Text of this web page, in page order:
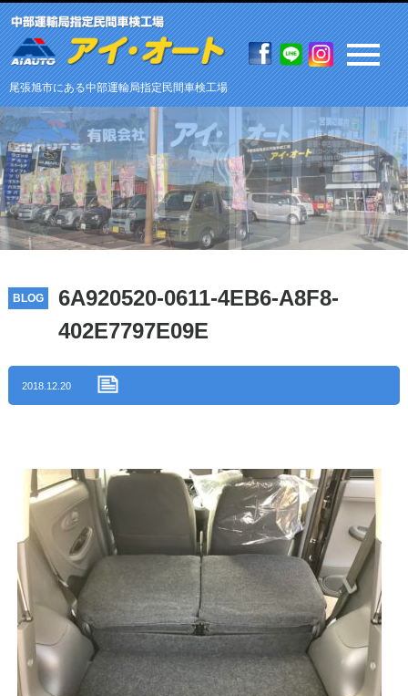
尾張旭市にある中部運輸局指定民間車検工場
6A920520-0611-4EB6-A8F8-
402E7797E09E
BLOG
2018.12.20